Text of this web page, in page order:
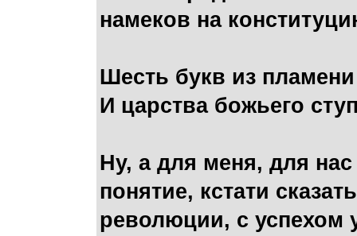
намеков на
Шесть букв из
И царства божьего
Ну, а для меня, для
понятие, кстати
революции, с успехом